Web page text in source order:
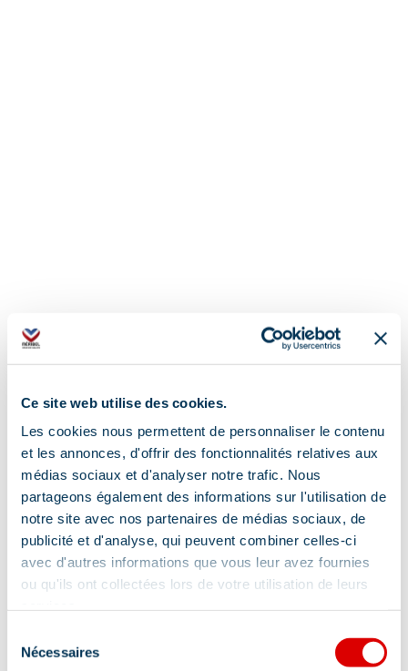
Ce site web utilise des cookies.
Les cookies nous permettent de personnaliser le contenu
et les annonces, d'offrir des fonctionnalités relatives aux
médias sociaux et d'analyser notre trafic. Nous
partageons également des informations sur l'utilisation de
notre site avec nos partenaires de médias sociaux, de
publicité et d'analyse, qui peuvent combiner celles-ci
avec d'autres informations que vous leur avez fournies
ou qu'ils ont collectées lors de votre utilisation de leurs
Nécessaires
Additional location
Shuttle stop at the Mottaret tourist office
Information updated on